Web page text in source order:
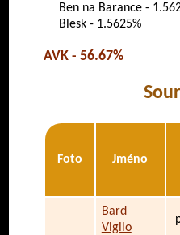
Ben na Barance -
Blesk - 1.5625%
AVK - 56.67%
Foto Jméno
Bard
Vigilo